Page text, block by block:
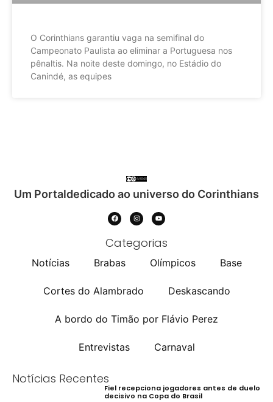
O Corinthians garantiu vaga na semifinal do
Campeonato Paulista ao eliminar a Portuguesa nos
pênaltis. Na noite deste domingo, no Estádio do
Canindé, as equipes
Um Portaldedicado ao universo do Corinthians
Categorias
Notícias Brabas Olímpicos Base
Cortes do Alambrado Deskascando
A bordo do Timão por Flávio Perez
Entrevistas Carnaval
Notícias Recentes
Fiel recepciona jogadores antes de duelo
decisivo na Copa do Brasil